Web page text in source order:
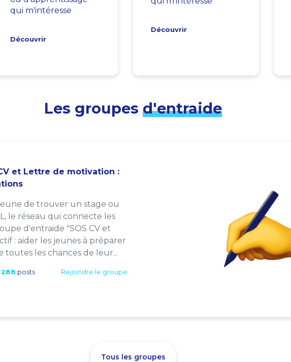
qui m'intéresse
Découvrir
Découvrir
Les groupes d'entraide
et Lettre de motivation :
de trouver un stage ou
le réseau qui connecte les
d'entraide "SOS CV et
: aider les jeunes à préparer
les chances de leur...
288 posts Rejoindre le groupe
Tous les groupes